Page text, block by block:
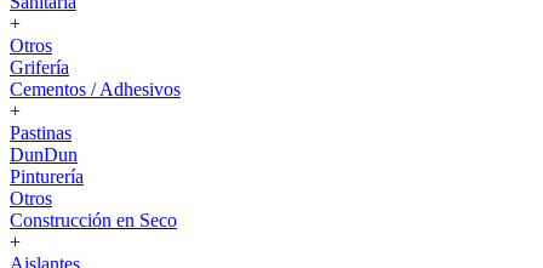
+
Otros
Grifería
Cementos / Adhesivos
+
Pastinas
DunDun
Pinturería
Otros
Construcción en Seco
+
Aislantes